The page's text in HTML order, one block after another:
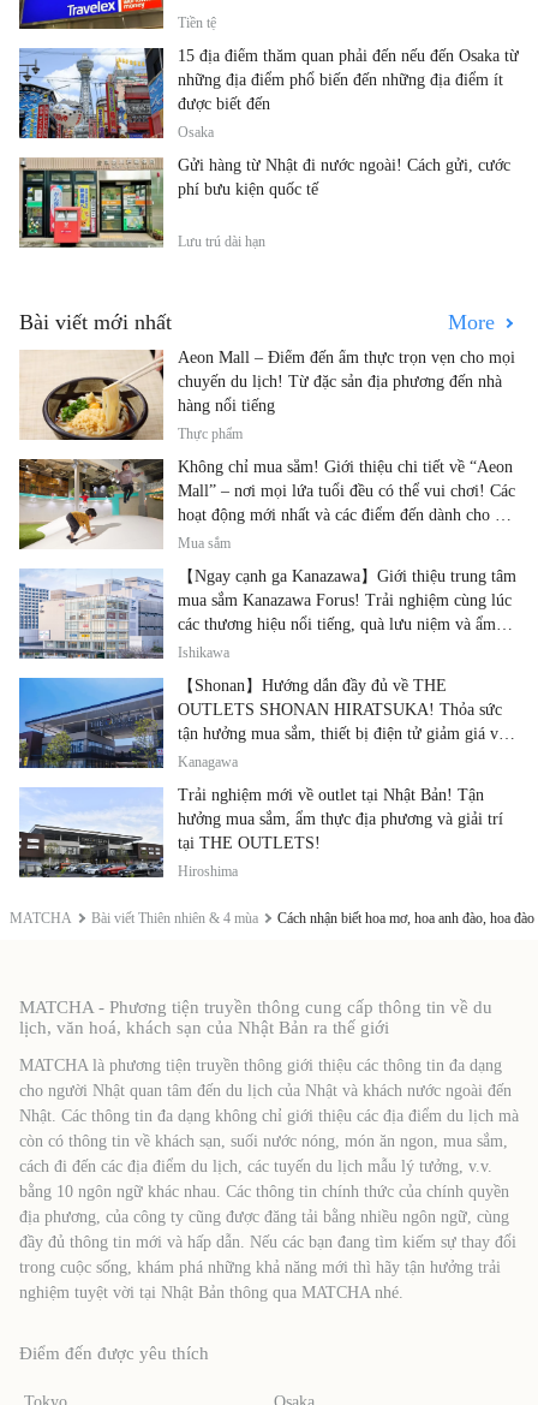
MATCHA Bài viết Thiên nhiên & 4 mùa Cách nhận biết hoa mơ, hoa anh đào, hoa
Tiền tệ
15 địa điểm thăm quan phải đến nếu đến Osaka từ
những địa điểm phổ biến đến những địa điểm ít
được biết đến
Osaka
Gửi hàng từ Nhật đi nước ngoài! Cách gửi, cước
phí bưu kiện quốc tế
Lưu trú dài hạn
Bài viết mới nhất More
Aeon Mall – Điểm đến ẩm thực trọn vẹn cho mọi
chuyến du lịch! Từ đặc sản địa phương đến nhà
hàng nổi tiếng
Thực phẩm
Không chỉ mua sắm! Giới thiệu chi tiết về “Aeon
Mall” – nơi mọi lứa tuổi đều có thể vui chơi! Các
hoạt động mới nhất và các điểm đến dành cho gia
đình.
Mua sắm
【Ngay cạnh ga Kanazawa】Giới thiệu trung tâm
mua sắm Kanazawa Forus! Trải nghiệm cùng lúc
các thương hiệu nổi tiếng, quà lưu niệm và ẩm
thực địa phương
Ishikawa
【Shonan】Hướng dẫn đầy đủ về THE
OUTLETS SHONAN HIRATSUKA! Thỏa sức
tận hưởng mua sắm, thiết bị điện tử giảm giá và
ẩm thực địa phương tại cùng một địa điểm!
Kanagawa
Trải nghiệm mới về outlet tại Nhật Bản! Tận
hưởng mua sắm, ẩm thực địa phương và giải trí
tại THE OUTLETS!
Hiroshima
MATCHA - Phương tiện truyền thông cung cấp thông tin về du
lịch, văn hoá, khách sạn của Nhật Bản ra thế giới
MATCHA là phương tiện truyền thông giới thiệu các thông tin đa dạng
cho người Nhật quan tâm đến du lịch của Nhật và khách nước ngoài đến
Nhật. Các thông tin đa dạng không chỉ giới thiệu các địa điểm du lịch mà
còn có thông tin về khách sạn, suối nước nóng, món ăn ngon, mua sắm,
cách đi đến các địa điểm du lịch, các tuyến du lịch mẫu lý tưởng, v.v.
bằng 10 ngôn ngữ khác nhau. Các thông tin chính thức của chính quyền
địa phương, của công ty cũng được đăng tải bằng nhiều ngôn ngữ, cùng
đầy đủ thông tin mới và hấp dẫn. Nếu các bạn đang tìm kiếm sự thay đổi
trong cuộc sống, khám phá những khả năng mới thì hãy tận hưởng trải
nghiệm tuyệt vời tại Nhật Bản thông qua MATCHA nhé.
Điểm đến được yêu thích